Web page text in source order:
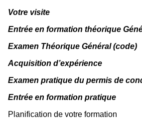
Votre visite
Entrée en formation théorique
Examen Théorique Général (code)
Acquisition d’expérience
Examen pratique du permis de
Entrée en formation pratique
Planification de votre formation